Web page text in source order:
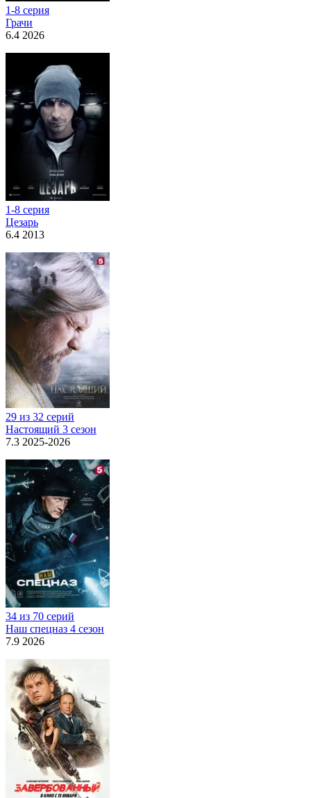
1-8 серия
Грачи
6.4 2026
1-8 серия
Цезарь
6.4 2013
29 из 32 серий
Настоящий 3 сезон
7.3 2025-2026
34 из 70 серий
Наш спецназ 4 сезон
7.9 2026